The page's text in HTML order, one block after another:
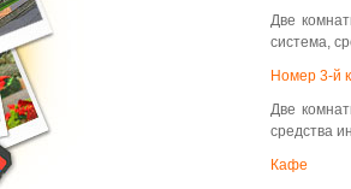
Две
система,
Номер 3-й
Две
средства
Кафе